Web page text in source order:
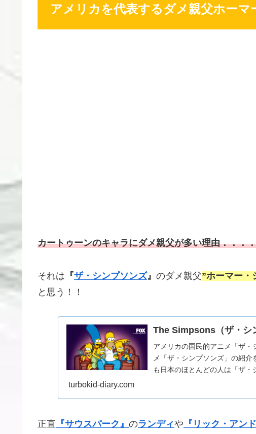
アメリカを代表するダメ親父ホーマ
カートゥーンのキャラにダメ親父が多い理由．．．
それは 『ザ・シンプソンズ』 のダメ親父”ホーマー・
と思う！！
The Simpsons（ザ・シ
アメリカの国民的アニメ「ザ・
メ「ザ・シンプソンズ」の紹
も日本のほとんどの人は「ザ・
turbokid-diary.com
正直 『サウスパーク』 のランディや 『リック・アン